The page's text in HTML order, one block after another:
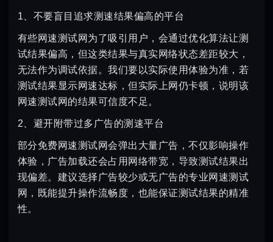
1、不要盲目追求测速结果偏高的平台
有些网速测试网为了吸引用户，会通过优化算法让测
试结果偏高，但这类结果与真实网络状态差距较大，
无法作为调试依据。我们要以实际使用体验为准，若
测试结果显示网速达标，但实际上网仍卡顿，说明该
网速测试网的结果可信度不足。
2、避开附带过多广告的测速平台
部分免费网速测试网会弹出大量广告，不仅影响操作
体验，广告加载还会占用网络带宽，导致测试结果出
现偏差。建议选择广告较少或无广告的专业网速测试
网，既能提升操作流畅度，也能保证测试结果的精准
性。